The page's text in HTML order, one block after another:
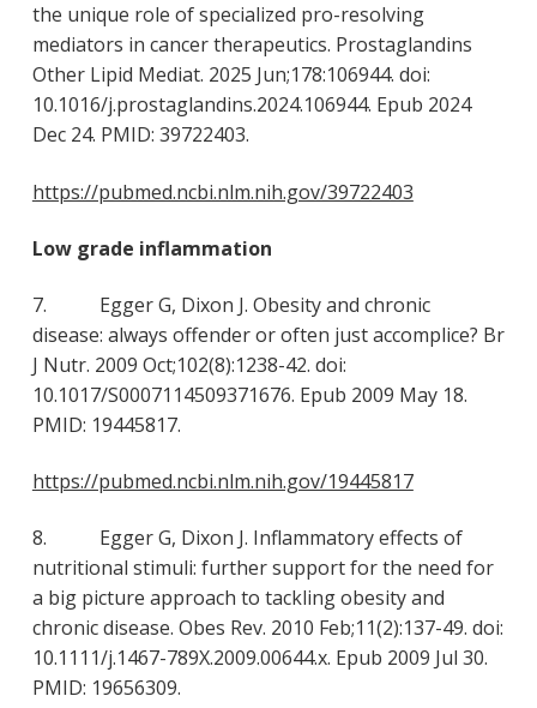
the unique role of specialized pro-resolving
mediators in cancer therapeutics. Prostaglandins
Other Lipid Mediat. 2025 Jun;178:106944. doi:
10.1016/j.prostaglandins.2024.106944. Epub 2024
Dec 24. PMID: 39722403.
https://pubmed.ncbi.nlm.nih.gov/39722403
Low grade inflammation
7. Egger G, Dixon J. Obesity and chronic
disease: always offender or often just accomplice? Br
J Nutr. 2009 Oct;102(8):1238-42. doi:
10.1017/S0007114509371676. Epub 2009 May 18.
PMID: 19445817.
https://pubmed.ncbi.nlm.nih.gov/19445817
8. Egger G, Dixon J. Inflammatory effects of
nutritional stimuli: further support for the need for
a big picture approach to tackling obesity and
chronic disease. Obes Rev. 2010 Feb;11(2):137-49. doi:
10.1111/j.1467-789X.2009.00644.x. Epub 2009 Jul 30.
PMID: 19656309.